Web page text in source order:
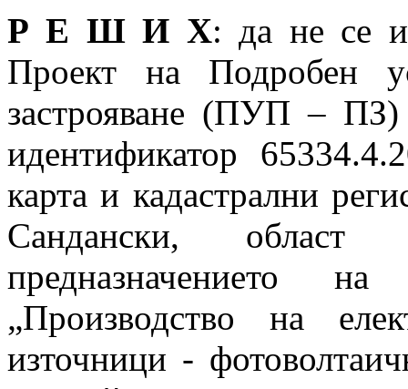
Р Е Ш И Х: да не се
Проект на Подробен
застрояване (ПУП –
идентификатор
карта и кадастрални
Сандански, област
предназначението
„Производство на
източници -